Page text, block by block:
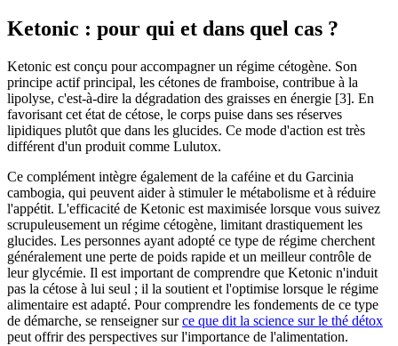
Ketonic : pour qui et dans quel cas ?
Ketonic est conçu pour accompagner un régime cétogène. Son
principe actif principal, les cétones de framboise, contribue à la
lipolyse, c'est-à-dire la dégradation des graisses en énergie [3]. En
favorisant cet état de cétose, le corps puise dans ses réserves
lipidiques plutôt que dans les glucides. Ce mode d'action est très
différent d'un produit comme Lulutox.
Ce complément intègre également de la caféine et du Garcinia
cambogia, qui peuvent aider à stimuler le métabolisme et à réduire
l'appétit. L'efficacité de Ketonic est maximisée lorsque vous suivez
scrupuleusement un régime cétogène, limitant drastiquement les
glucides. Les personnes ayant adopté ce type de régime cherchent
généralement une perte de poids rapide et un meilleur contrôle de
leur glycémie. Il est important de comprendre que Ketonic n'induit
pas la cétose à lui seul ; il la soutient et l'optimise lorsque le régime
alimentaire est adapté. Pour comprendre les fondements de ce type
de démarche, se renseigner surce que dit la science sur le thé détox
peut offrir des perspectives sur l'importance de l'alimentation.